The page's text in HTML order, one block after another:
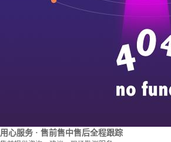
用心服务 · 售前售中售后全程跟踪